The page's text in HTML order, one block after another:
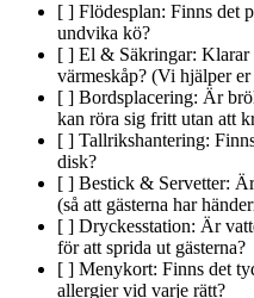
[ ] Flödesplan: Finns det
undvika kö?
[ ] El & Säkringar: Klarar
värmeskåp? (Vi hjälper
[ ] Bordsplacering: Är
kan röra sig fritt utan att
[ ] Tallrikshantering:
disk?
[ ] Bestick & Servetter:
(så att gästerna har
[ ] Dryckesstation: Är
för att sprida ut gästerna?
[ ] Menykort: Finns det
allergier vid varje rätt?